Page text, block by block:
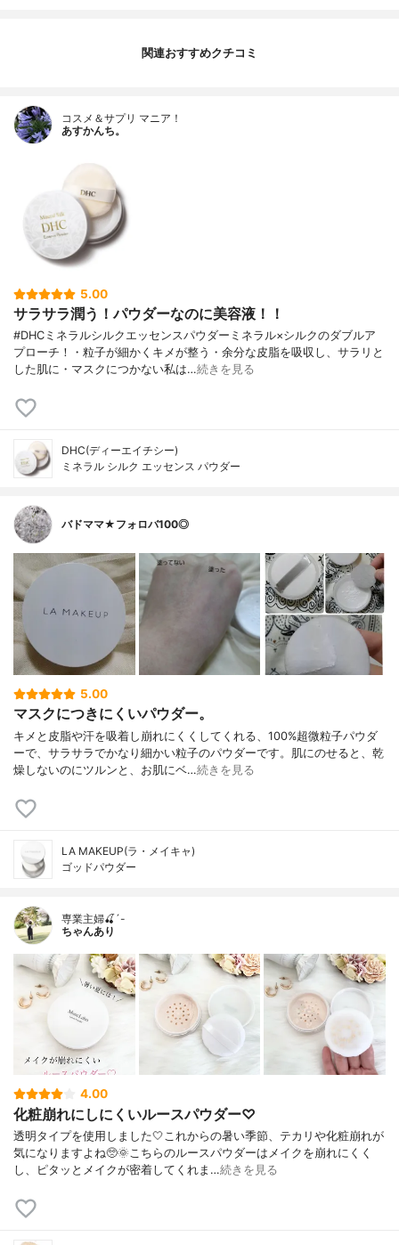
関連おすすめクチコミ
コスメ＆サプリ マニア！
あすかんち。
5.00
サラサラ潤う！パウダーなのに美容液！！
#DHCミネラルシルクエッセンスパウダーミネラル×シルクのダブルア
プローチ！・粒子が細かくキメが整う・余分な皮脂を吸収し、サラリと
した肌に・マスクにつかない私は…続きを見る
DHC(ディーエイチシー)
ミネラル シルク エッセンス パウダー
バドママ★フォロバ100◎
5.00
マスクにつきにくいパウダー。
キメと皮脂や汗を吸着し崩れにくくしてくれる、100%超微粒子パウダ
ーで、サラサラでかなり細かい粒子のパウダーです。肌にのせると、乾
燥しないのにツルンと、お肌にベ…続きを見る
LA MAKEUP(ラ・メイキャ)
ゴッドパウダー
専業主婦🍒´-
ちゃんあり
4.00
化粧崩れにしにくいルースパウダー♡
透明タイプを使用しました🤍これからの暑い季節、テカリや化粧崩れが
気になりますよね🥺🌞こちらのルースパウダーはメイクを崩れにくく
し、ピタッとメイクが密着してくれま…続きを見る